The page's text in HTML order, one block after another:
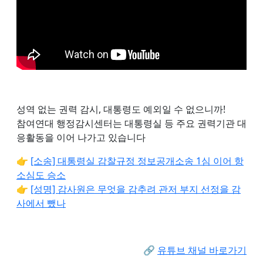
성역 없는 권력 감시, 대통령도 예외일 수 없으니까!
참여연대 행정감시센터는 대통령실 등 주요 권력기관 대
응활동을 이어 나가고 있습니다
👉 [소송] 대통령실 감찰규정 정보공개소송 1심 이어 항
소심도 승소
👉 [성명] 감사원은 무엇을 감추려 관저 부지 선정을 감
사에서 뺐나
🔗 유튜브 채널 바로가기